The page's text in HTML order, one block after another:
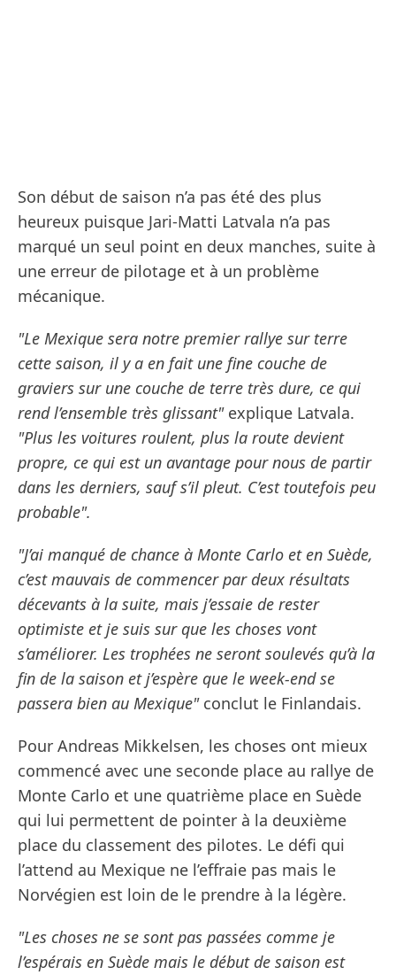
Son début de saison n’a pas été des plus
heureux puisque Jari-Matti Latvala n’a pas
marqué un seul point en deux manches, suite à
une erreur de pilotage et à un problème
mécanique.
"Le Mexique sera notre premier rallye sur terre
cette saison, il y a en fait une fine couche de
graviers sur une couche de terre très dure, ce qui
rend l’ensemble très glissant"explique Latvala.
"Plus les voitures roulent, plus la route devient
propre, ce qui est un avantage pour nous de partir
dans les derniers, sauf s’il pleut. C’est toutefois peu
probable".
"J’ai manqué de chance à Monte Carlo et en Suède,
c’est mauvais de commencer par deux résultats
décevants à la suite, mais j’essaie de rester
optimiste et je suis sur que les choses vont
s’améliorer. Les trophées ne seront soulevés qu’à la
fin de la saison et j’espère que le week-end se
passera bien au Mexique"conclut le Finlandais.
Pour Andreas Mikkelsen, les choses ont mieux
commencé avec une seconde place au rallye de
Monte Carlo et une quatrième place en Suède
qui lui permettent de pointer à la deuxième
place du classement des pilotes. Le défi qui
l’attend au Mexique ne l’effraie pas mais le
Norvégien est loin de le prendre à la légère.
"Les choses ne se sont pas passées comme je
l’espérais en Suède mais le début de saison est